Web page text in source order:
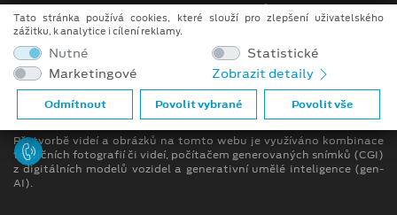
Ochrana osobních údajů
Prohlášení o zpracování údajů konečných zákazníků
[1]Dodací lhůta se může lišit v závislosti na konkrétní specifikaci.
Bližší informace u prodejce
Při tvorbě videí a obrázků na tomto webu je využíváno kombinace
tradičních fotografií či videí, počítačem generovaných snímků (CGI)
z digitálních modelů vozidel a generativní umělé inteligence (gen-
AI).
Tato stránka používá cookies, které slouží pro zlepšení uživatelského
zážitku, k analytice i cílení reklamy.
Nutné
Statistické
Marketingové
Zobrazit detaily
Odmítnout Povolit vybrané Povolit vše